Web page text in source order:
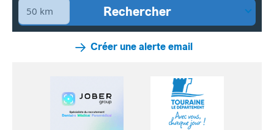
Créer une alerte email